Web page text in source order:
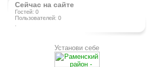
Сейчас на сайте
Гостей: 0
Пользователей: 0
Установи себе